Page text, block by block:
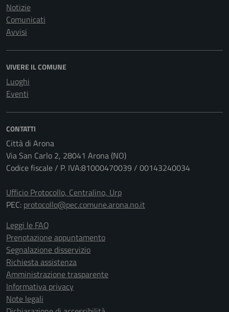
Notizie
Comunicati
Avvisi
VIVERE IL COMUNE
Luoghi
Eventi
CONTATTI
Città di Arona
Via San Carlo 2, 28041 Arona (NO)
Codice fiscale / P. IVA:81000470039 / 00143240034
Ufficio Protocollo, Centralino, Urp
PEC: protocollo@pec.comune.arona.no.it
Leggi le FAQ
Prenotazione appuntamento
Segnalazione disservizio
Richiesta assistenza
Amministrazione trasparente
Informativa privacy
Note legali